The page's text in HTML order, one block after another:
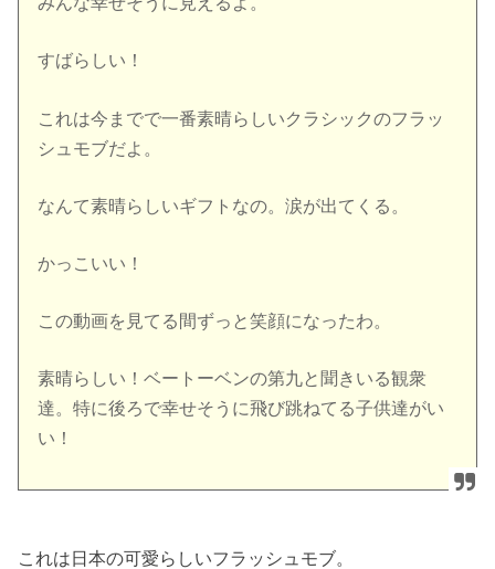
すばらしい！
これは今までで一番素晴らしいクラシックのフラッ
シュモブだよ。
なんて素晴らしいギフトなの。涙が出てくる。
かっこいい！
この動画を見てる間ずっと笑顔になったわ。
素晴らしい！ベートーベンの第九と聞きいる観衆
達。特に後ろで幸せそうに飛び跳ねてる子供達がい
い！
これは日本の可愛らしいフラッシュモブ。